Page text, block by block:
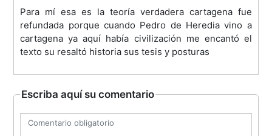
Para mí esa es la teoría verdadera cartagena fue
refundada porque cuando Pedro de Heredia vino a
cartagena ya aquí había civilización me encantó el
texto su resaltó historia sus tesis y posturas
Escriba aquí su comentario